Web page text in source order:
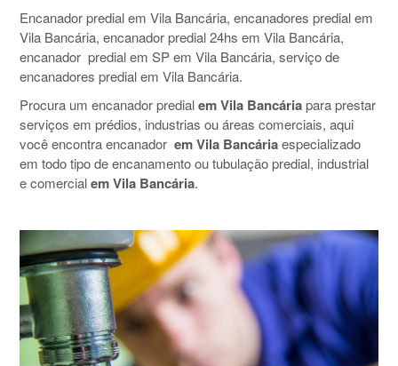
Encanador predial em Vila Bancária, encanadores predial em
Vila Bancária, encanador predial 24hs em Vila Bancária,
encanador predial em SP em Vila Bancária, serviço de
encanadores predial em Vila Bancária.
Procura um encanador predialem Vila Bancáriapara prestar
serviços em prédios, industrias ou áreas comerciais, aqui
você encontra encanador em Vila Bancáriaespecializado
em todo tipo de encanamento ou tubulação predial, industrial
e comercialem Vila Bancária.